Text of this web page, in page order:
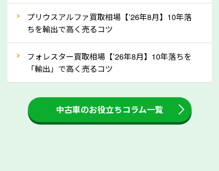
な車は早めに廃車手続きをしたほうが良いでしょう。
③自動車税の還付金の扱いについて確認し
ましょう！
車を廃車にすると、自動車税の還付金を受け取ること
ができる場合があります。廃車買取業者の中には、還
付金をお客様に返還しない業者もあります。廃車査定
をする際には、自動車税の還付金の返還があるかどう
かを確認するようにしてください。神奈川県のソコカ
プリウスアルファ買取相場【’26年8月】10年落
ちを輸出で高く売るコツ
フォレスター買取相場【’26年8月】10年落ちを
「輸出」で高く売るコツ
中古車のお役立ちコラム一覧